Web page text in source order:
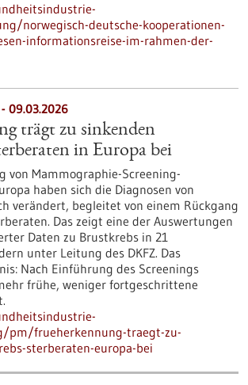
norwegisch-deutsche-kooperationen-
informationsreise-im-rahmen-der-
09.03.2026
trägt zu sinkenden
in Europa bei
von Mammographie-Screening-
haben sich die Diagnosen von
verändert, begleitet von einem Rückgang
Das zeigt eine der Auswertungen
Daten zu Brustkrebs in 21
unter Leitung des DKFZ. Das
Nach Einführung des Screenings
frühe, weniger fortgeschrittene
pm/frueherkennung-traegt-zu-
sterberaten-europa-bei